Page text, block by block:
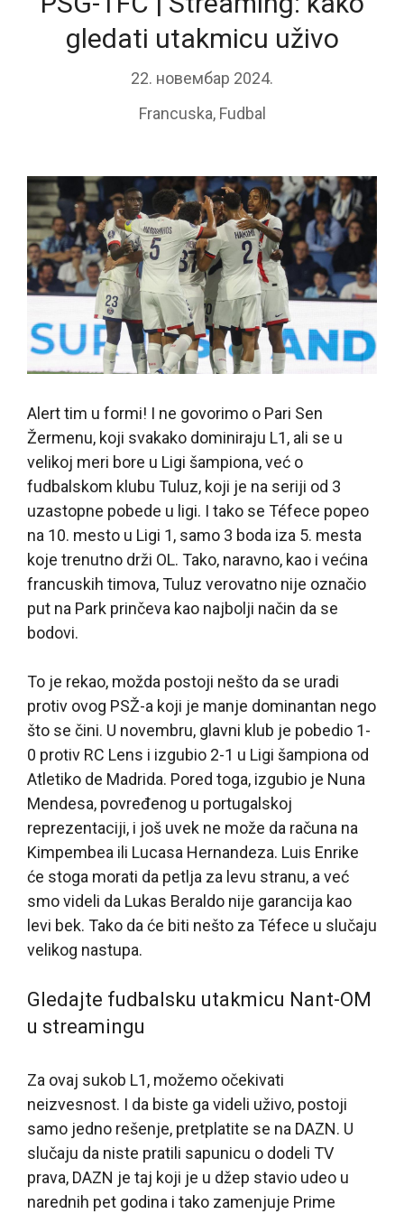
gledati utakmicu uživo
22. новембар 2024.
Francuska, Fudbal
Alert tim u formi! I ne govorimo o Pari Sen
Žermenu, koji svakako dominiraju L1, ali se u
velikoj meri bore u Ligi šampiona, već o
fudbalskom klubu Tuluz, koji je na seriji od 3
uzastopne pobede u ligi. I tako se Téfece popeo
na 10. mesto u Ligi 1, samo 3 boda iza 5. mesta
koje trenutno drži OL. Tako, naravno, kao i većina
francuskih timova, Tuluz verovatno nije označio
put na Park prinčeva kao najbolji način da se
bodovi.
To je rekao, možda postoji nešto da se uradi
protiv ovog PSŽ-a koji je manje dominantan nego
što se čini. U novembru, glavni klub je pobedio 1-
0 protiv RC Lens i izgubio 2-1 u Ligi šampiona od
Atletiko de Madrida. Pored toga, izgubio je Nuna
Mendesa, povređenog u portugalskoj
reprezentaciji, i još uvek ne može da računa na
Kimpembea ili Lucasa Hernandeza. Luis Enrike
će stoga morati da petlja za levu stranu, a već
smo videli da Lukas Beraldo nije garancija kao
levi bek. Tako da će biti nešto za Téfece u slučaju
velikog nastupa.
Gledajte fudbalsku utakmicu Nant-OM
u streamingu
Za ovaj sukob L1, možemo očekivati
neizvesnost. I da biste ga videli uživo, postoji
samo jedno rešenje, pretplatite se na DAZN. U
slučaju da niste pratili sapunicu o dodeli TV
prava, DAZN je taj koji je u džep stavio udeo u
narednih pet godina i tako zamenjuje Prime